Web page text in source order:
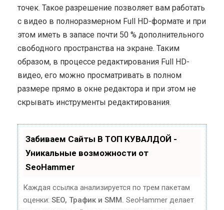
точек. Такое разрешение позволяет вам работать
с видео в полноразмерном Full HD-формате и при
этом иметь в запасе почти 50 % дополнительного
свободного пространства на экране. Таким
образом, в процессе редактирования Full HD-
видео, его можно просматривать в полном
размере прямо в окне редактора и при этом не
скрывать инструменты редактирования.
Забиваем Сайты В ТОП КУВАЛДОЙ -
Уникальные возможности от
SeoHammer
Каждая ссылка анализируется по трем пакетам
оценки: SEO, Трафик и SMM. SeoHammer делает